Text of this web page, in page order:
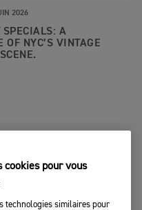
2026
SPECIALS: A
OF NYC’S VINTAGE
cookies pour vous
technologies similaires pour